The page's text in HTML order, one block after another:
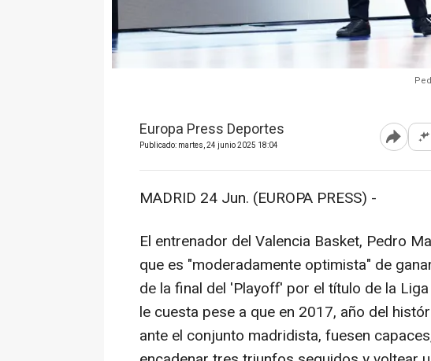
Europa Press Deportes
Publicado: martes, 24 junio 2025 18:04 Abrir
MADRID 24 Jun. (EUROPA PRESS) -
El entrenador del Valencia Basket, Pedro
que es "moderadamente optimista" de
de la final del 'Playoff' por el título de la
le cuesta pese a que en 2017, año del
ante el conjunto madridista, fuesen